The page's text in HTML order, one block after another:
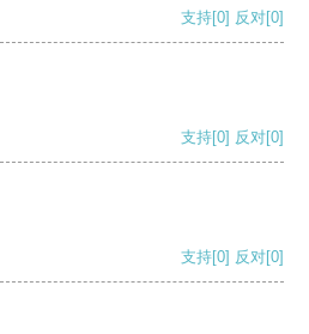
支持[0] 反对[0]
支持[0] 反对[0]
支持[0] 反对[0]